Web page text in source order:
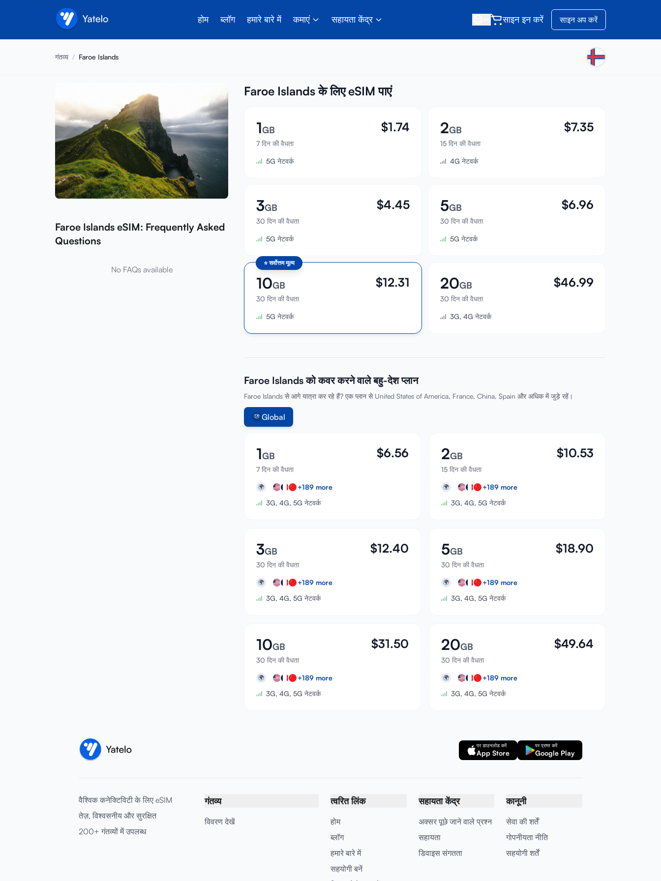
होम ब्लॉग हमारे बारे में कमाएं सहायता केंद्र साइन इन करें साइन अप करें
गंतव्य / Faroe Islands
Faroe Islands eSIM: Frequently Asked
Questions
No FAQs available
Faroe Islands के लिए eSIM पाएं
1GB
7 दिन की वैधता
$1.74
5G नेटवर्क
2GB
15 दिन की वैधता
$7.35
4G नेटवर्क
3GB
30 दिन की वैधता
$4.45
5G नेटवर्क
5GB
30 दिन की वैधता
$6.96
5G नेटवर्क
⭐सर्वोत्तम मूल्य
10GB
30 दिन की वैधता
$12.31
5G नेटवर्क
20GB
30 दिन की वैधता
$46.99
3G, 4G नेटवर्क
Faroe Islands को कवर करने वाले बहु-देश प्लान
Faroe Islands से आगे यात्रा कर रहे हैं? एक प्लान से United States of America, France, China, Spain और अधिक में जुड़े रहें।
Global
1GB
7 दिन की वैधता
$6.56
🌍 +189 more
3G, 4G, 5G नेटवर्क
2GB
15 दिन की वैधता
$10.53
🌍 +189 more
3G, 4G, 5G नेटवर्क
3GB
30 दिन की वैधता
$12.40
🌍 +189 more
3G, 4G, 5G नेटवर्क
5GB
30 दिन की वैधता
$18.90
🌍 +189 more
3G, 4G, 5G नेटवर्क
10GB
30 दिन की वैधता
$31.50
🌍 +189 more
3G, 4G, 5G नेटवर्क
20GB
30 दिन की वैधता
$49.64
🌍 +189 more
3G, 4G, 5G नेटवर्क
पर डाउनलोड करें
App Store
पर प्राप्त करें
Google Play
वैश्विक कनेक्टिविटी के लिए eSIM
तेज़, विश्वसनीय और सुरक्षित
200+ गंतव्यों में उपलब्ध
गंतव्य
विवरण देखें
त्वरित लिंक
होम
ब्लॉग
हमारे बारे में
सहयोगी बनें
सहायता केंद्र
अक्सर पूछे जाने वाले प्रश्न
सहायता
डिवाइस संगतता
कानूनी
सेवा की शर्तें
गोपनीयता नीति
सहयोगी शर्तें